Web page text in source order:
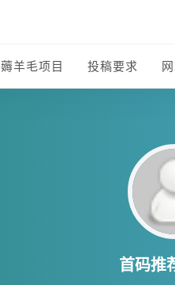
薅羊毛项目 投稿要求
首码推